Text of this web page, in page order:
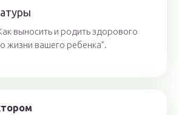
выносить и родить здорового
жизни вашего ребенка”.